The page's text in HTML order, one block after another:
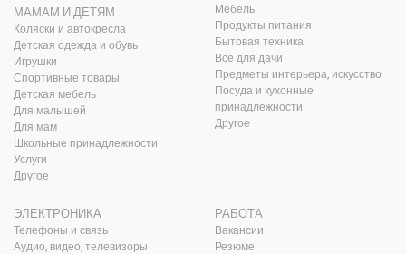
МАМАМ И ДЕТЯМ
Коляски и автокресла
Детская одежда и обувь
Игрушки
Спортивные товары
Детская мебель
Для малышей
Для мам
Школьные принадлежности
Услуги
Другое
Мебель
Продукты питания
Бытовая техника
Все для дачи
Предметы интерьера, искусство
Посуда и кухонные
принадлежности
Другое
ЭЛЕКТРОНИКА
Телефоны и связь
Аудио, видео, телевизоры
РАБОТА
Вакансии
Резюме